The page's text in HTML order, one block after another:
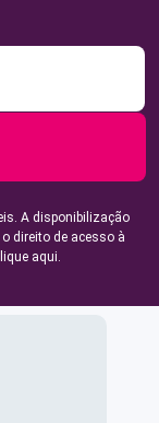
A disponibilização
direito de acesso à
aqui.